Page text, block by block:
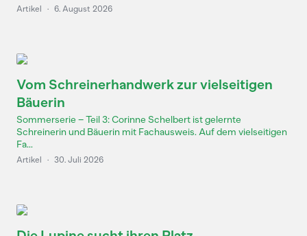
Artikel · 6. August 2026
Vom Schreinerhandwerk zur vielseitigen
Bäuerin
Sommerserie – Teil 3: Corinne Schelbert ist gelernte
Schreinerin und Bäuerin mit Fachausweis. Auf dem vielseitigen
Fa...
Artikel · 30. Juli 2026